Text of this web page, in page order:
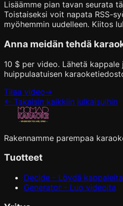
Lisäämme pian tavan seurata
Toistaiseksi voit napata RSS-
myöhemmin uudelleen. Kiitos
Anna meidän tehdä
10 $ per video. Lähetä kappale
huippulaatuisen
Tilaa video→
← Takaisin kaikkiin julkaisuihin
Rakennamme parempaa
Tuotteet
Decide - Löydä kappaleita
Generator - Luo videoita